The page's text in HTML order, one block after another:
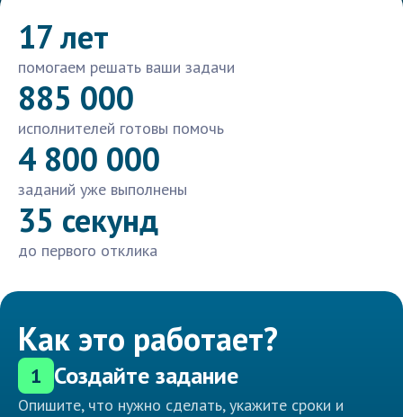
17 лет
помогаем решать ваши задачи
885 000
исполнителей готовы помочь
4 800 000
заданий уже выполнены
35 секунд
до первого отклика
Как это работает?
1 Создайте задание
Опишите, что нужно сделать, укажите сроки и